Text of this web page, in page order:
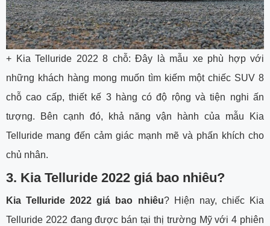
+ Kia Telluride 2022 8 chỗ: Đây là mẫu xe phù hợp với
những khách hàng mong muốn tìm kiếm một chiếc SUV 8
chỗ cao cấp, thiết kế 3 hàng có độ rộng và tiện nghi ấn
tượng. Bên cạnh đó, khả năng vận hành của mẫu Kia
Telluride mang đến cảm giác mạnh mẽ và phấn khích cho
chủ nhân.
3. Kia Telluride 2022 giá bao nhiêu?
Kia Telluride 2022 giá bao nhiêu? Hiện nay, chiếc Kia
Telluride 2022 đang được bán tại thị trường Mỹ với 4 phiên